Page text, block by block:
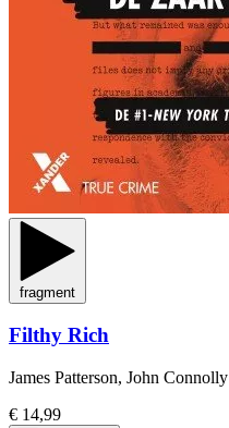
fragment
Filthy Rich
James Patterson, John Connolly
€ 14,99